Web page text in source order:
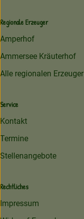
Regionale Erzeuger
Amperhof
Ammersee Kräuterhof
Alle regionalen Erzeuger
Service
Kontakt
Termine
Stellenangebote
Rechtliches
Impressum